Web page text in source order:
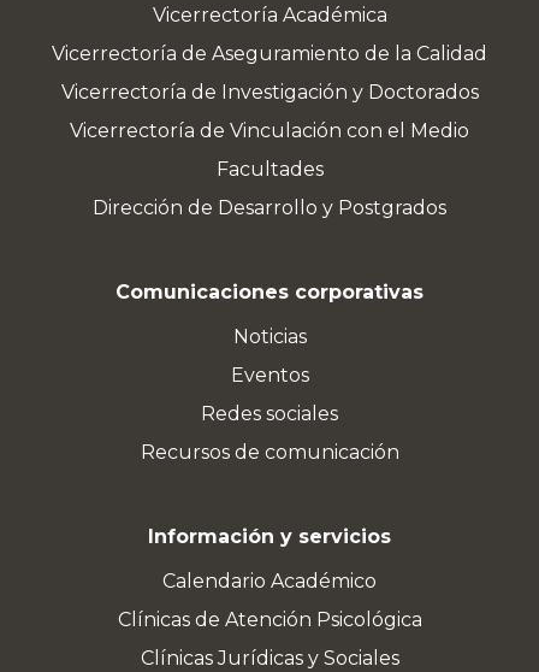
Vicerrectoría Académica
Vicerrectoría de Aseguramiento de la Calidad
Vicerrectoría de Investigación y Doctorados
Vicerrectoría de Vinculación con el Medio
Facultades
Dirección de Desarrollo y Postgrados
Comunicaciones corporativas
Noticias
Eventos
Redes sociales
Recursos de comunicación
Información y servicios
Calendario Académico
Clínicas de Atención Psicológica
Clínicas Jurídicas y Sociales